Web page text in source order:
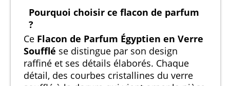
Pourquoi choisir ce flacon de parfum
?
Ce Flacon de Parfum Égyptien en Verre
Soufflé se distingue par son design
raffiné et ses détails élaborés. Chaque
détail, des courbes cristallines du verre